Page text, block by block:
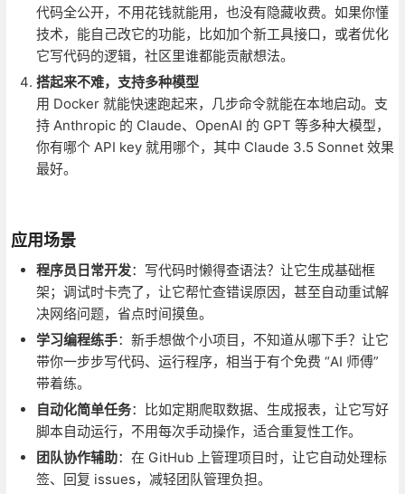
代码全公开，不用花钱就能用，也没有隐藏收费。如果你懂
技术，能自己改它的功能，比如加个新工具接口，或者优化
它写代码的逻辑，社区里谁都能贡献想法。
搭起来不难，支持多种模型
用 Docker 就能快速跑起来，几步命令就能在本地启动。支
持 Anthropic 的 Claude、OpenAI 的 GPT 等多种大模型，
你有哪个 API key 就用哪个，其中 Claude 3.5 Sonnet 效果
最好。
应用场景
程序员日常开发：写代码时懒得查语法？让它生成基础框
架；调试时卡壳了，让它帮忙查错误原因，甚至自动重试解
决网络问题，省点时间摸鱼。
学习编程练手：新手想做个小项目，不知道从哪下手？让它
带你一步步写代码、运行程序，相当于有个免费 “AI 师傅”
带着练。
自动化简单任务：比如定期爬取数据、生成报表，让它写好
脚本自动运行，不用每次手动操作，适合重复性工作。
团队协作辅助：在 GitHub 上管理项目时，让它自动处理标
签、回复 issues，减轻团队管理负担。